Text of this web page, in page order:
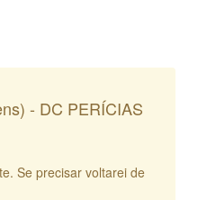
- DC PERÍCIAS
Se precisar voltarei de